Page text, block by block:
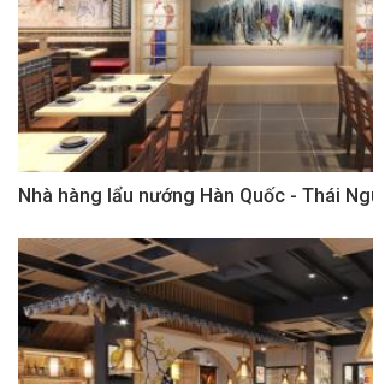
Nhà hàng lẩu nướng Hàn Quốc - Thái